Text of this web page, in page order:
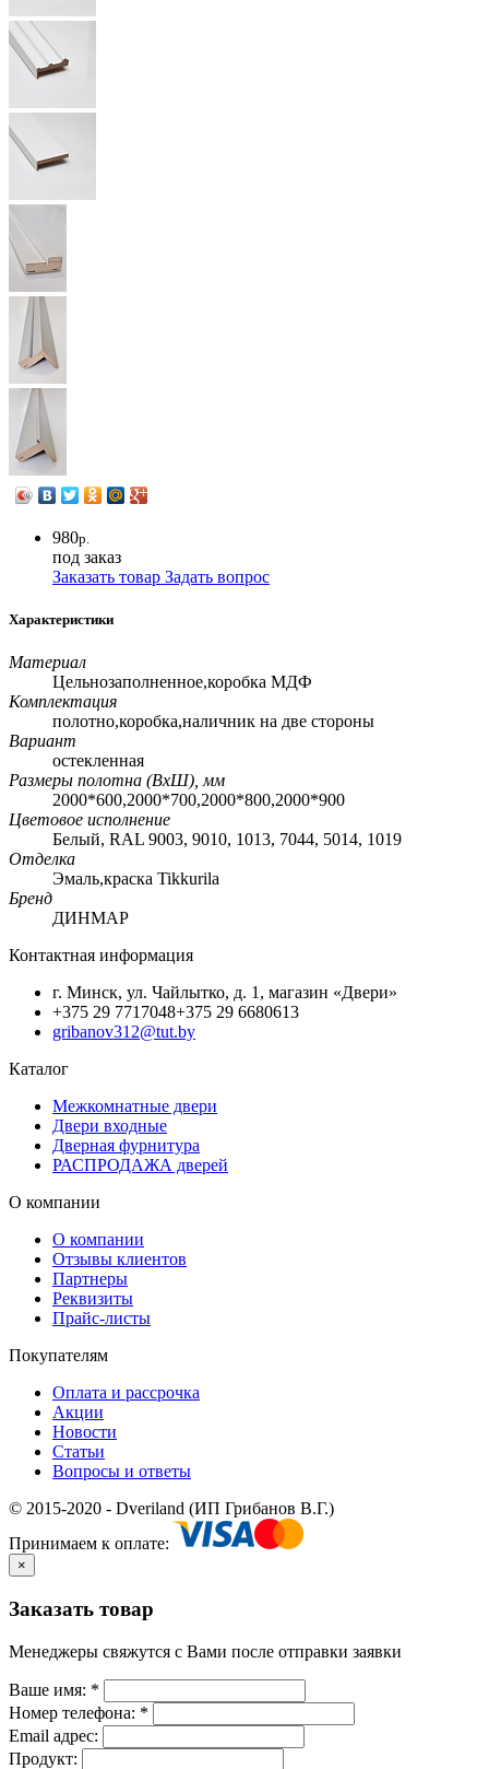
980р.
под заказ
Заказать товар Задать вопрос
Характеристики
Материал
Цельнозаполненное,коробка МДФ
Комплектация
полотно,коробка,наличник на две стороны
Вариант
остекленная
Размеры полотна (ВхШ), мм
2000*600,2000*700,2000*800,2000*900
Цветовое исполнение
Белый, RAL 9003, 9010, 1013, 7044, 5014, 1019
Отделка
Эмаль,краска Tikkurila
Бренд
ДИНМАР
Контактная информация
г. Минск, ул. Чайлытко, д. 1, магазин «Двери»
+375 29 7717048+375 29 6680613
gribanov312@tut.by
Каталог
Межкомнатные двери
Двери входные
Дверная фурнитура
РАСПРОДАЖА дверей
О компании
О компании
Отзывы клиентов
Партнеры
Реквизиты
Прайс-листы
Покупателям
Оплата и рассрочка
Акции
Новости
Статьи
Вопросы и ответы
© 2015-2020 - Dveriland (ИП Грибанов В.Г.)
Принимаем к оплате:
×
Заказать товар
Менеджеры свяжутся с Вами после отправки заявки
Ваше имя: *
Номер телефона: *
Email адрес:
Продукт: